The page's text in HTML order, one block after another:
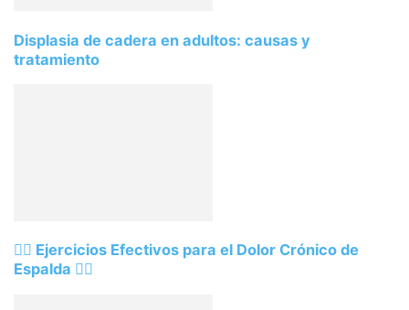
Displasia de cadera en adultos: causas y
tratamiento
🧘‍♀️ Ejercicios Efectivos para el Dolor Crónico de
Espalda 🧘‍♂️